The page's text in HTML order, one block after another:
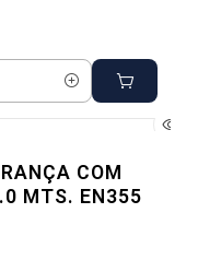
COM
MTS. EN355